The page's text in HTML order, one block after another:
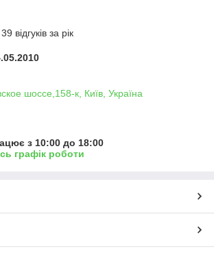
відгуків за рік
шоссе,158-к, Київ, Україна
з 10:00 до 18:00
графік роботи